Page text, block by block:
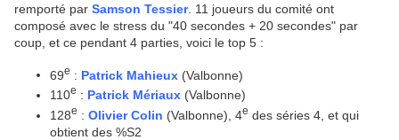
remporté par Samson Tessier. 11 joueurs du comité ont
composé avec le stress du "40 secondes + 20 secondes" par
coup, et ce pendant 4 parties, voici le top 5 :
69e : Patrick Mahieux (Valbonne)
110e : Patrick Mériaux (Valbonne)
128e : Olivier Colin (Valbonne), 4e des séries 4, et qui
obtient des %S2